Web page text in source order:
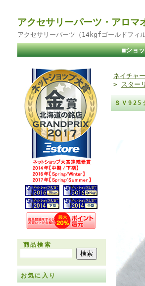
アクセサリーパーツ・アロ
アクセサリーパーツ（14kgfゴールドフィ
■ショ
商品検索
お気に入り
ネイチャ
> スター
ＳＶ925